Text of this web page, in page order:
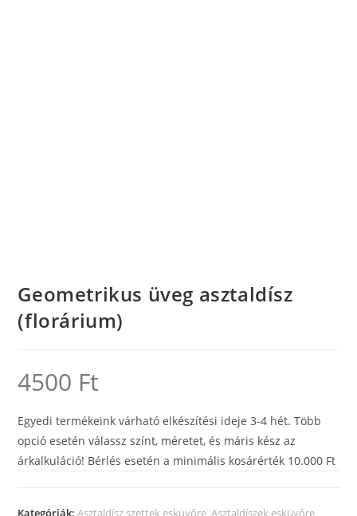
Geometrikus üveg asztaldísz
(florárium)
4500 Ft
Egyedi termékeink várható elkészítési ideje 3-4 hét. Több
opció esetén válassz színt, méretet, és máris kész az
árkalkuláció! Bérlés esetén a minimális kosárérték 10.000 Ft
Kategóriák:Asztaldísz szettek esküvőre ,Asztaldíszek esküvőre